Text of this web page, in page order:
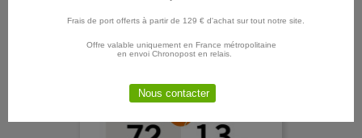
Nous contacter
Offre valable uniquement en France métropolitaine
en envoi Chronopost en relais.
Frais de port offerts à partir de 129 € d'achat sur tout notre site.